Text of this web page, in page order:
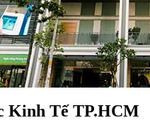
Kinh Tế TP.HCM